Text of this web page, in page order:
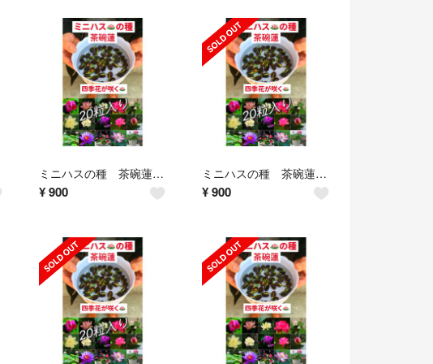
ミニハスの種 茶碗蓮 ハスの種 混色屋内外植付け可能 お得な値段設定 20粒入り
¥ 900
ミニハスの種 茶碗蓮 ハスの種 混色屋内外植付け可能 お得な値段設定 20粒入り
¥900